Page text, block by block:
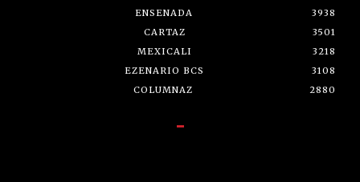
ENSENADA
3938
CARTAZ
3501
MEXICALI
3218
EZENARIO BCS
3108
COLUMNAZ
2880
-